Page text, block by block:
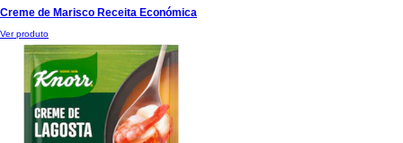
Creme de Marisco Receita Económica
Ver produto